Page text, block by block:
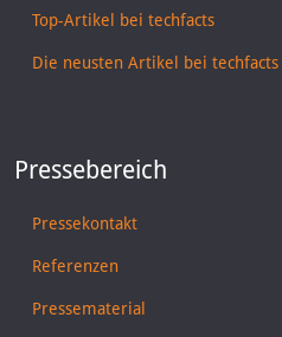
Top-Artikel bei techfacts
Die neusten Artikel bei techfacts
Pressebereich
Pressekontakt
Referenzen
Pressematerial